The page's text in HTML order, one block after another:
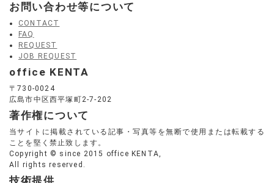
お問い合わせ等について
CONTACT
FAQ
REQUEST
JOB REQUEST
office KENTA
〒730-0024
広島市中区西平塚町2-7-202
著作権について
当サイトに掲載されている記事・写真等を無断で使用または転載する
ことを堅く禁止致します。
Copyright © since 2015 office KENTA,
All rights reserved.
技術提供